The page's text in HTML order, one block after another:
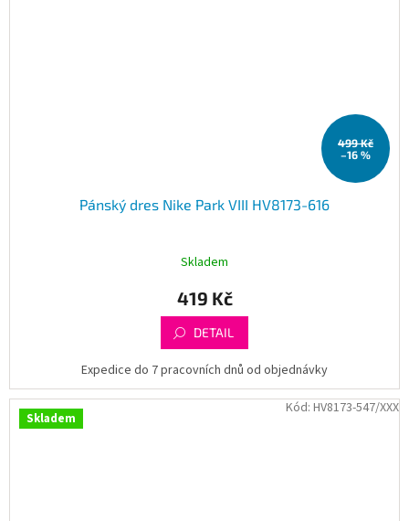
499 Kč
–16 %
Pánský dres Nike Park VIII HV8173-616
Skladem
419 Kč
DETAIL
Expedice do 7 pracovních dnů od objednávky
Skladem
Kód: HV8173-547/XXX